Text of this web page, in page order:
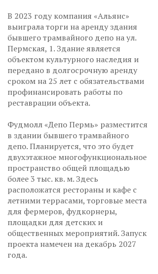
В 2023 году компания «Альянс»
выиграла торги на аренду здания
бывшего трамвайного депо на ул.
Пермская, 1. Здание является
объектом культурного наследия и
передано в долгосрочную аренду
сроком на 25 лет с обязательствами
профинансировать работы по
реставрации объекта.
Фудмолл «Депо Пермь» разместится
в здании бывшего трамвайного
депо. Планируется, что это будет
двухэтажное многофункциональное
пространство общей площадью
более 3 тыс. кв. м. Здесь
расположатся рестораны и кафе с
летними террасами, торговые места
для фермеров, фудкорнеры,
площадки для детских и
общественных мероприятий. Запуск
проекта намечен на декабрь 2027
года.